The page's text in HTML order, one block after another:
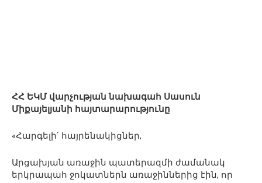
ՀՀ ԵԿՄ վարչության նախագահ Սասուն
Միքայելյանի հայտարարությունը
«Հարգելի՛ հայրենակիցներ,
Արցախյան առաջին պատերազմի ժամանակ
երկրապահ ջոկատներն առաջիններից էին, որ